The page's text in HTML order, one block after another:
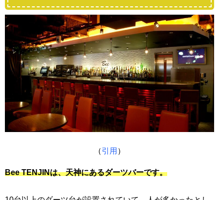
（引用 ）
Bee TENJINは、天神にあるダーツバーです。